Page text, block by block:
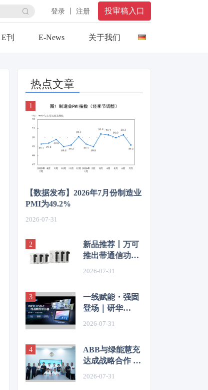
登录 丨 注册 投审稿入口
E刊 E-News 关于我们
热点文章
【数据发布】2026年7月份制造业
PMI为49.2%
2026-07-31
新品推荐丨万可
推出带通信功能
多通道电子断路
2026-07-31
一线赋能・强固
登场｜研华
IDP31 USBC
2026-07-31
ABB与绿能慧充
达成战略合作 共
拓新能源充电基
2026-07-31